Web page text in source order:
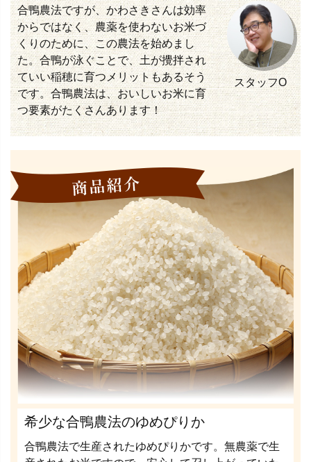
合鴨農法ですが、かわさきさんは効率
からではなく、農薬を使わないお米づ
くりのために、この農法を始めまし
た。合鴨が泳ぐことで、土が攪拌され
ていい稲穂に育つメリットもあるそう
です。合鴨農法は、おいしいお米に育
つ要素がたくさんあります！
スタッフO
希少な合鴨農法のゆめぴりか
合鴨農法で生産されたゆめぴりかです。無農薬で生